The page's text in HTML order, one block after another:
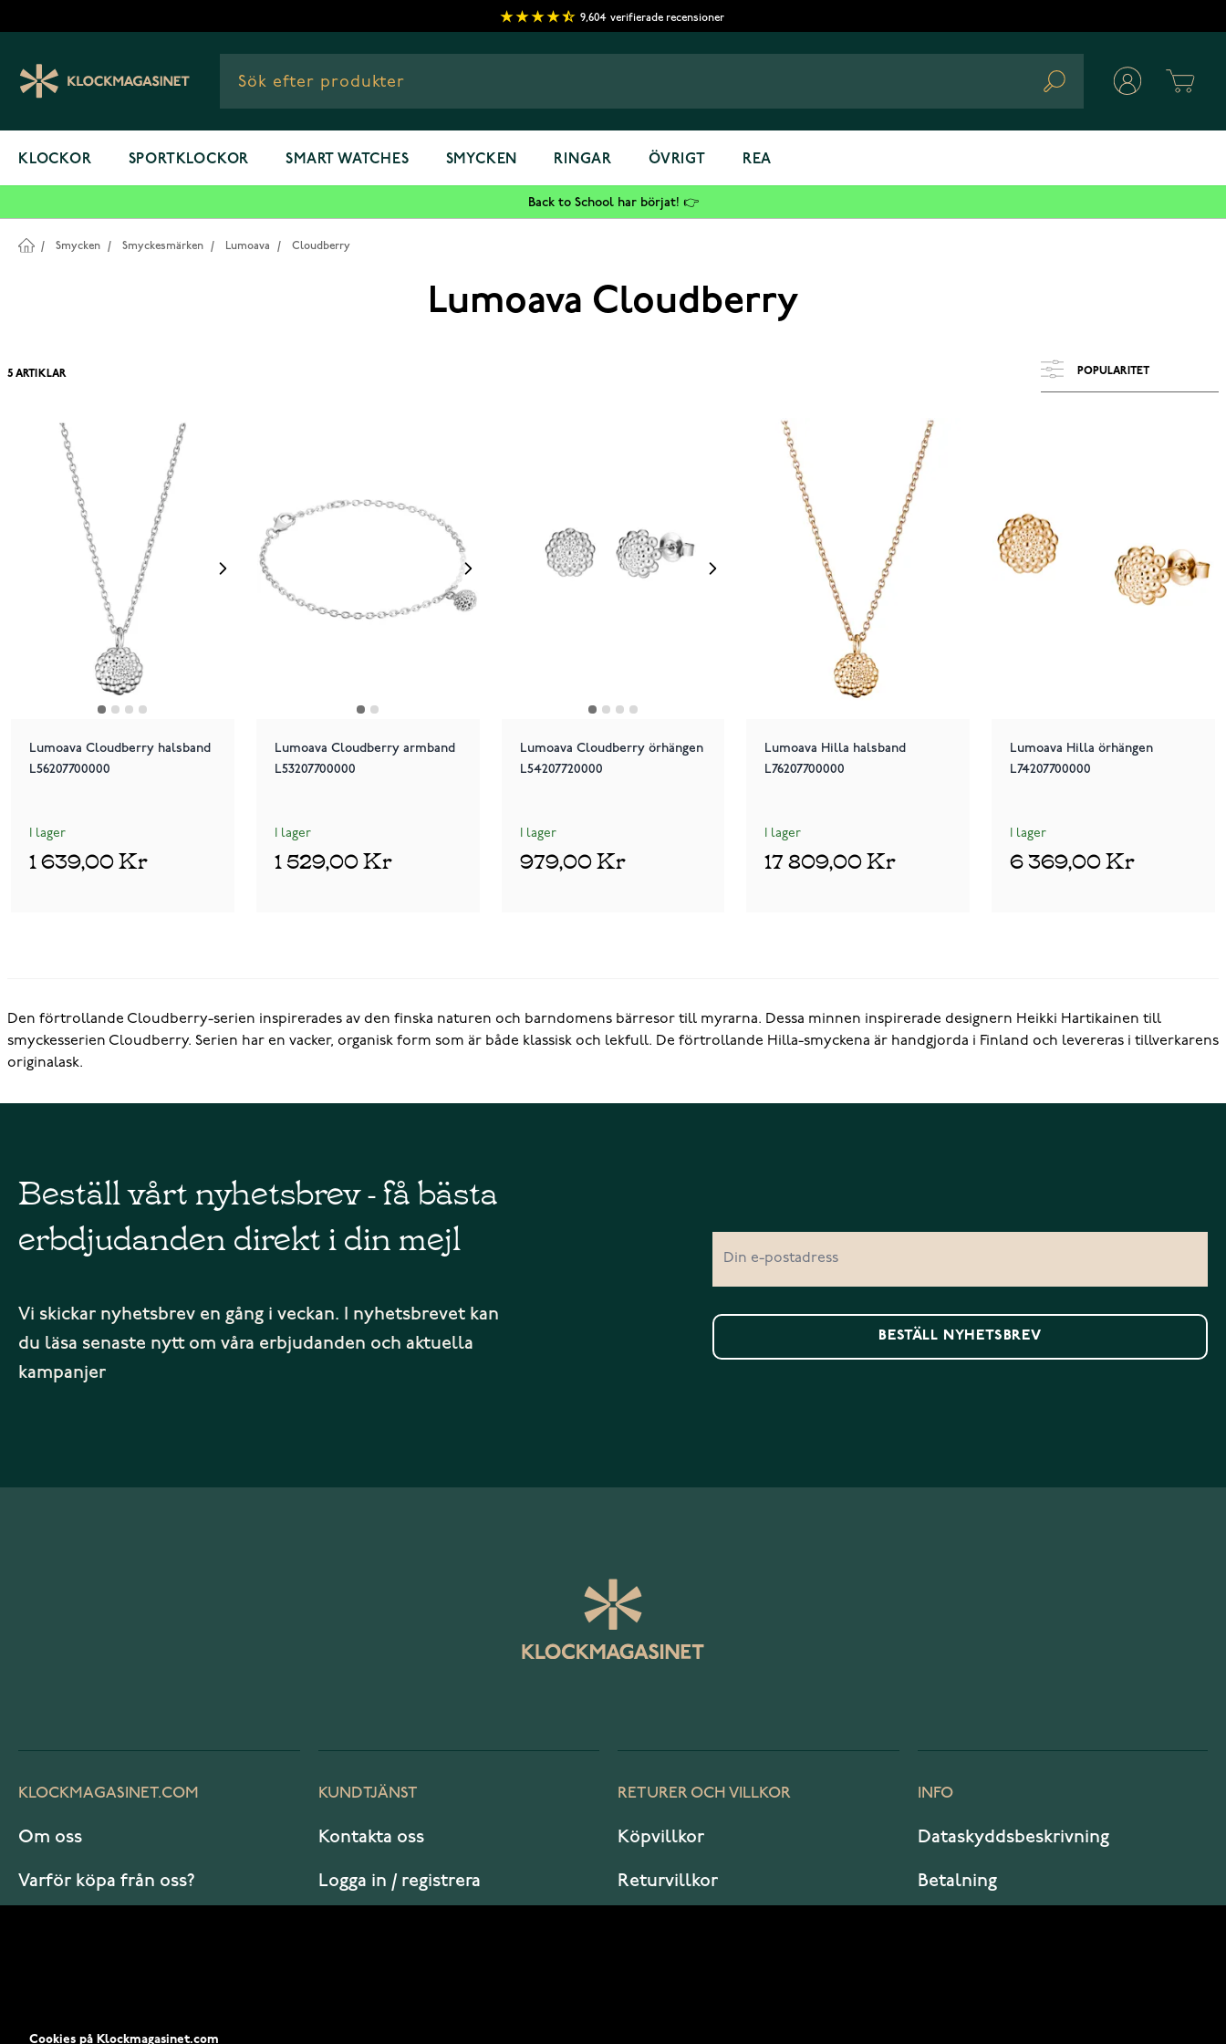
9,604 verifierade recensioner
Search
KLOCKOR SPORTKLOCKOR SMART WATCHES SMYCKEN RINGAR ÖVRIGT REA
Back to School har börjat! 👉
/ Smycken / Smyckesmärken / Lumoava / Cloudberry
Lumoava Cloudberry
5 ARTIKLAR
Lumoava Cloudberry halsband
L56207700000
I lager
1 639,00 Kr
Lumoava Cloudberry armband
L53207700000
I lager
1 529,00 Kr
Lumoava Cloudberry örhängen
L54207720000
I lager
979,00 Kr
Lumoava Hilla halsband
L76207700000
I lager
17 809,00 Kr
Lumoava Hilla örhängen
L74207700000
I lager
6 369,00 Kr
Den förtrollande Cloudberry-serien inspirerades av den finska naturen och barndomens bärresor till myrarna. Dessa minnen inspirerade designern Heikki Hartikainen till
smyckesserien Cloudberry. Serien har en vacker, organisk form som är både klassisk och lekfull. De förtrollande Hilla-smyckena är handgjorda i Finland och levereras i tillverkarens
originalask.
Beställ vårt nyhetsbrev - få bästa
erbdjudanden direkt i din mejl
Vi skickar nyhetsbrev en gång i veckan. I nyhetsbrevet kan
du läsa senaste nytt om våra erbjudanden och aktuella
kampanjer
BESTÄLL NYHETSBREV
KLOCKMAGASINET.COM
Om oss
Varför köpa från oss?
KUNDTJÄNST
Kontakta oss
Logga in / registrera
RETURER OCH VILLKOR
Köpvillkor
Returvillkor
INFO
Dataskyddsbeskrivning
Betalning
Cookies på Klockmagasinet.com